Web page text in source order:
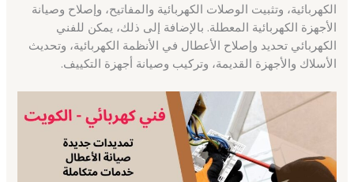
الكهربائية، وتثبيت الوصلات الكهربائية والمفاتيح، وإصلاح وصيانة
الأجهزة الكهربائية المعطلة. بالإضافة إلى ذلك، يمكن للفني
الكهربائي تحديد وإصلاح الأعطال في الأنظمة الكهربائية، وتحديث
الأسلاك والأجهزة القديمة، وتركيب وصيانة أجهزة التكييف.